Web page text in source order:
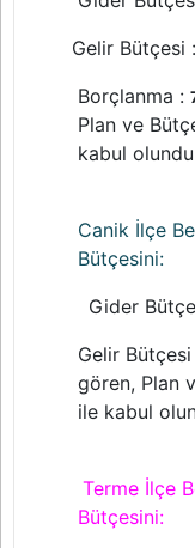
Gelir Bütçesi
Borçlanma :
Plan ve
kabul
Canik İlçe
Bütçesini:
Gider
Gelir
gören, Plan
ile kabul
Terme İlçe
Bütçesini: